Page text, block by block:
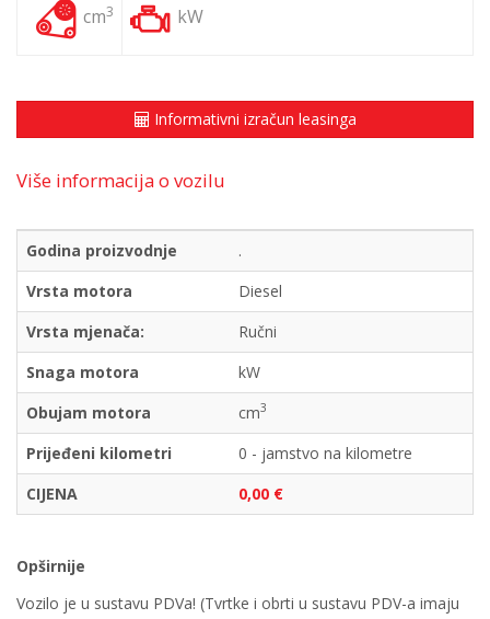
cm3 kW
Informativni izračun leasinga
Više informacija o vozilu
Godina proizvodnje
.
Vrsta motora
Diesel
Vrsta mjenača:
Ručni
Snaga motora
kW
Obujam motora
cm3
Prijeđeni kilometri
0 - jamstvo na kilometre
CIJENA
0,00 €
Opširnije
Vozilo je u sustavu PDVa! (Tvrtke i obrti u sustavu PDV-a imaju